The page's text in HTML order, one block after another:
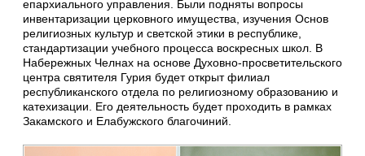
епархиального управления. Были подняты вопросы
инвентаризации церковного имущества, изучения Основ
религиозных культур и светской этики в республике,
стандартизации учебного процесса воскресных школ. В
Набережных Челнах на основе Духовно-просветительского
центра святителя Гурия будет открыт филиал
республиканского отдела по религиозному образованию и
катехизации. Его деятельность будет проходить в рамках
Закамского и Елабужского благочиний.